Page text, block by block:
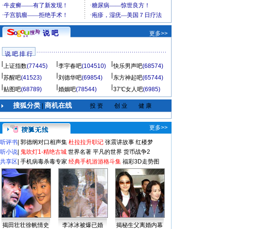
说 吧 更多>>
说 吧 排 行
上证指数(77445) 李宇春吧(104510) 快乐男声吧(68574)
苏醒吧(41523) 刘德华吧(69854) 东方神起吧(65744)
贴图吧(68789) 婚姻吧(78544) 37℃女人吧(6985)
搜狐分类| 商机在线 投 资 创 业 健 康
更多>>
听评书 郭德纲对口相声集 杜拉拉升职记 张震讲故事 红楼梦
听小说 鬼吹灯1-精绝古城 世界名著 平凡的世界 货币战争2
共享区 手机病毒杀毒专家 经典手机游游格斗集 福彩3D走势图
揭田壮壮徐帆情史 李冰冰被爆已婚
揭秘生父离婚内幕